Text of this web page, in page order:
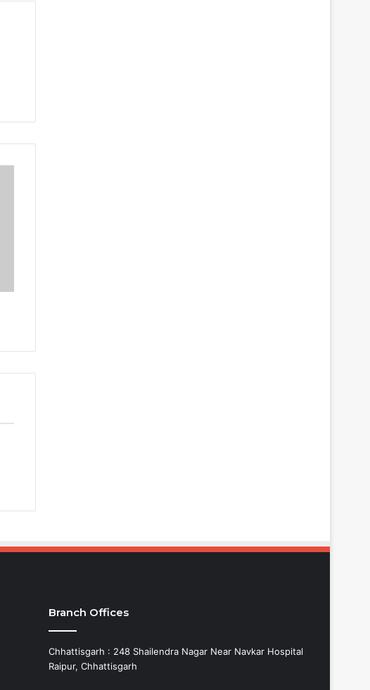
Branch Offices
Chhattisgarh : 248 Shailendra Nagar Near Navkar Hospital
Raipur, Chhattisgarh